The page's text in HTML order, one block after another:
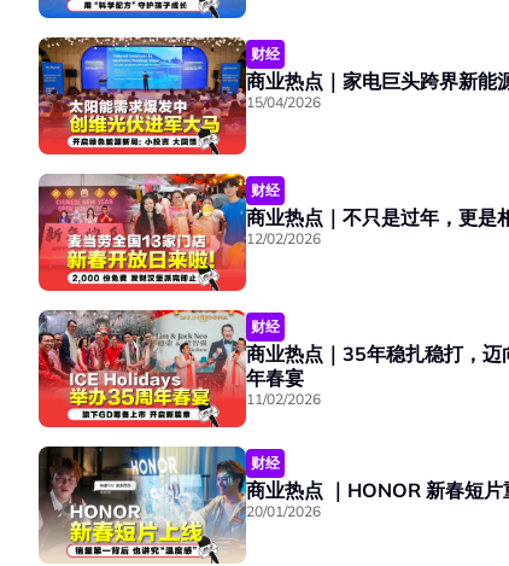
财经
15/04/2026
财经
商业热点｜不只是过年，更是
12/02/2026
财经
商业热点｜35年稳扎稳打，迈向新
年春宴
11/02/2026
财经
20/01/2026